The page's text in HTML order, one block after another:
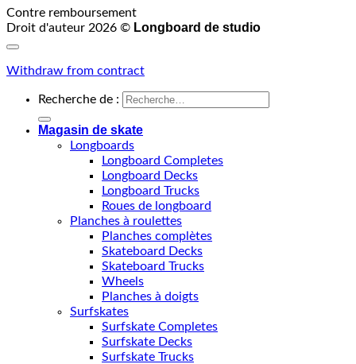
Contre remboursement
Droit d'auteur 2026 © Longboard de studio
Withdraw from contract
Recherche de :
Magasin de skate
Longboards
Longboard Completes
Longboard Decks
Longboard Trucks
Roues de longboard
Planches à roulettes
Planches complètes
Skateboard Decks
Skateboard Trucks
Wheels
Planches à doigts
Surfskates
Surfskate Completes
Surfskate Decks
Surfskate Trucks